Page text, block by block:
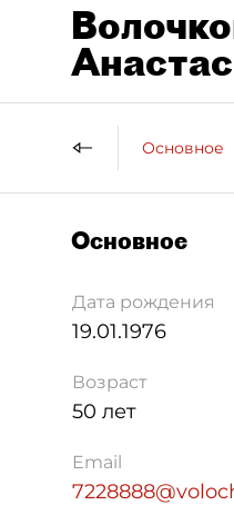
Основное
Основное
Дата рождения
19.01.1976
Возраст
50 лет
Email